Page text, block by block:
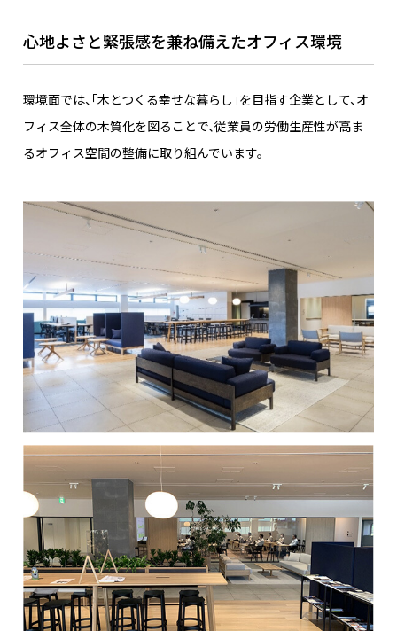
心地よさと緊張感を兼ね備えたオフィス環境
環境面では、「木とつくる幸せな暮らし」を目指す企業として、オ
フィス全体の木質化を図ることで、従業員の労働生産性が高ま
るオフィス空間の整備に取り組んでいます。